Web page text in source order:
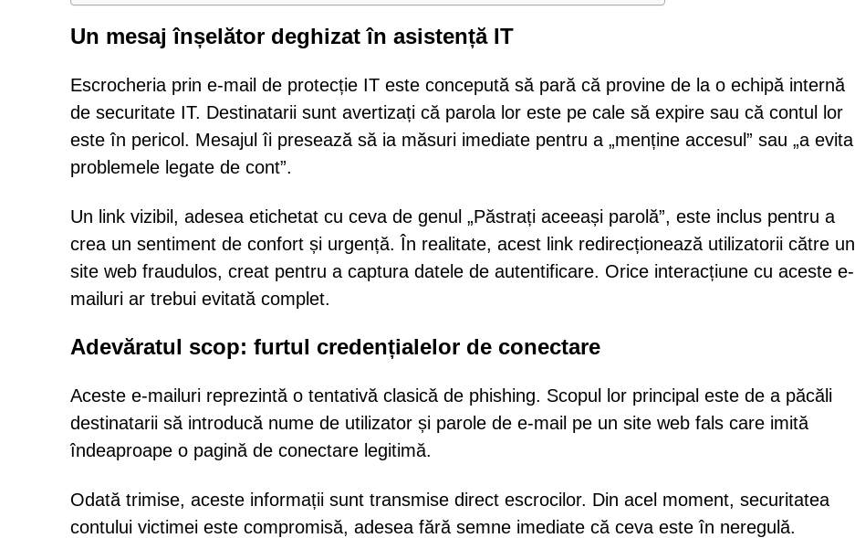
Un mesaj înșelător deghizat în asistență IT
Escrocheria prin e-mail de protecție IT este concepută să pară că provine de la o echipă internă
de securitate IT. Destinatarii sunt avertizați că parola lor este pe cale să expire sau că contul lor
este în pericol. Mesajul îi presează să ia măsuri imediate pentru a „menține accesul” sau „a evita
problemele legate de cont”.
Un link vizibil, adesea etichetat cu ceva de genul „Păstrați aceeași parolă”, este inclus pentru a
crea un sentiment de confort și urgență. În realitate, acest link redirecționează utilizatorii către un
site web fraudulos, creat pentru a captura datele de autentificare. Orice interacțiune cu aceste e-
mailuri ar trebui evitată complet.
Adevăratul scop: furtul credențialelor de conectare
Aceste e-mailuri reprezintă o tentativă clasică de phishing. Scopul lor principal este de a păcăli
destinatarii să introducă nume de utilizator și parole de e-mail pe un site web fals care imită
îndeaproape o pagină de conectare legitimă.
Odată trimise, aceste informații sunt transmise direct escrocilor. Din acel moment, securitatea
contului victimei este compromisă, adesea fără semne imediate că ceva este în neregulă.